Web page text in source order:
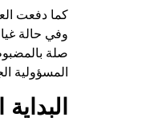
كما دفعت
وفي حالة
صلة
المسؤولية